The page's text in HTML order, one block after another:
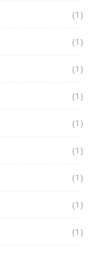
(1)
(1)
(1)
(1)
(1)
(1)
(1)
(1)
(1)